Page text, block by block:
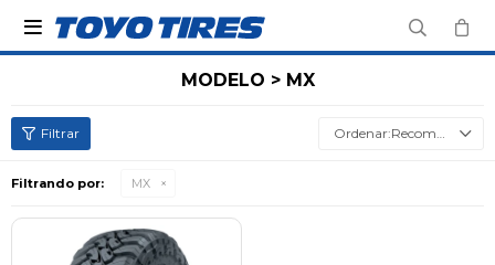

MODELO > MX
Recomendados
Filtrando por: MX